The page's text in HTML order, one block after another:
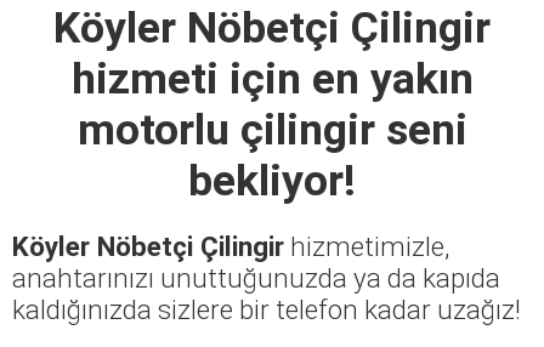
Köyler Nöbetçi Çilingir
hizmeti için en yakın
motorlu çilingir seni
bekliyor!
Köyler Nöbetçi Çilingir hizmetimizle,
anahtarınızı unuttuğunuzda ya da kapıda
kaldığınızda sizlere bir telefon kadar uzağız!